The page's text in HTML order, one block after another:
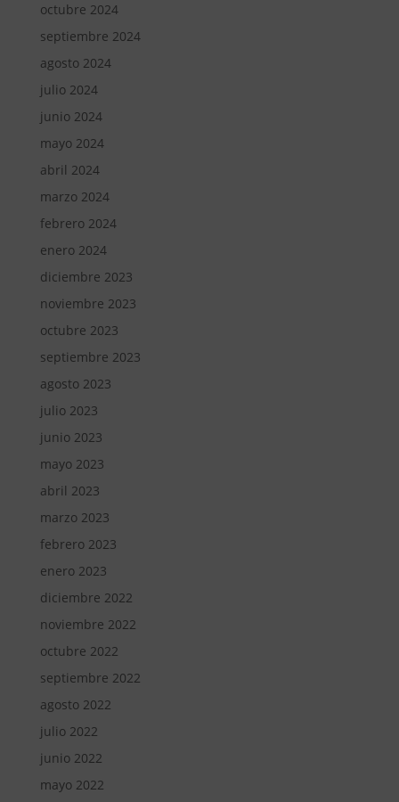
octubre 2024
septiembre 2024
agosto 2024
julio 2024
junio 2024
mayo 2024
abril 2024
marzo 2024
febrero 2024
enero 2024
diciembre 2023
noviembre 2023
octubre 2023
septiembre 2023
agosto 2023
julio 2023
junio 2023
mayo 2023
abril 2023
marzo 2023
febrero 2023
enero 2023
diciembre 2022
noviembre 2022
octubre 2022
septiembre 2022
agosto 2022
julio 2022
junio 2022
mayo 2022